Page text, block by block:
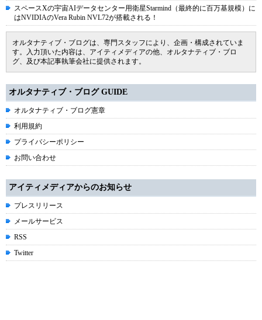
スペースXの宇宙AIデータセンター用衛星Starmind（最終的に百万基規模）に
はNVIDIAのVera Rubin NVL72が搭載される！
オルタナティブ・ブログは、専門スタッフにより、企画・構成されていま
す。入力頂いた内容は、アイティメディアの他、オルタナティブ・ブロ
グ、及び本記事執筆会社に提供されます。
オルタナティブ・ブログ GUIDE
オルタナティブ・ブログ憲章
利用規約
プライバシーポリシー
お問い合わせ
アイティメディアからのお知らせ
プレスリリース
メールサービス
RSS
Twitter